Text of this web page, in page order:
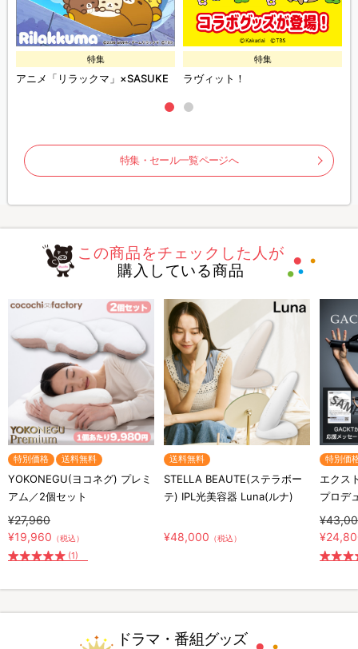
特集
アニメ「リラックマ」×SASUKE
特集
ラヴィット！
特集・セール一覧ページへ
この商品をチェックした人が
購入している商品
特別価格 送料無料
YOKONEGU(ヨコネグ) プレミ
アム／2個セット
¥27,960
¥19,960 （税込）
(1)
送料無料
STELLA BEAUTE(ステラボー
テ) IPL光美容器 Luna(ルナ)
¥48,000 （税込）
特別価
エクス
プロデ
ドラマ・番組グッズ